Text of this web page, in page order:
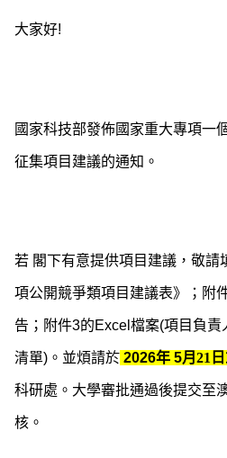
大家好!
國家科技部發佈國家重大專項一
征集項目建議的通知。
若 閣下有意提供項目建議，敬請
項公開競爭類項目建議表》；附
告；附件3的Excel 檔案(項目負責
清單) 。 並煩請於 2026年 5月 21
科研處。大學審批通過後提交至
核。